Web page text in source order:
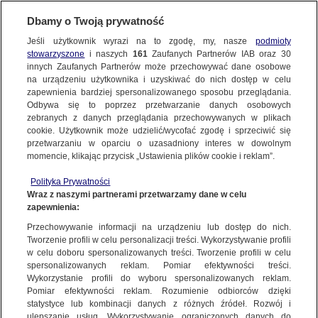
TVN24 | WYBORY DO EUROPARLAMENTU 2024
Nie milkną apele o udział w wyborach do Parlamentu Europejskiego.
"Mamy walkę dwóch światów, dwóch kultur"
NAJNOWSZE
FAKTY
TVN24 GO
POLSKA
ŚWIAT
miasta:
WARSZAWA
Dzień dobry!
Jedno konto do wszystkich usług
Dbamy o Twoją prywatność
Jeśli użytkownik wyrazi na to zgodę, my, nasze podmioty
stowarzyszone i naszych 161Zaufanych Partnerów IAB oraz 30
innych Zaufanych Partnerów może przechowywać dane osobowe
na urządzeniu użytkownika i uzyskiwać do nich dostęp w celu
zapewnienia bardziej spersonalizowanego sposobu przeglądania.
Odbywa się to poprzez przetwarzanie danych osobowych
zebranych z danych przeglądania przechowywanych w plikach
cookie. Użytkownik może udzielić/wycofać zgodę i sprzeciwić się
przetwarzaniu w oparciu o uzasadniony interes w dowolnym
momencie, klikając przycisk „Ustawienia plików cookie i reklam”.
Polityka Prywatności
Wraz z naszymi partnerami przetwarzamy dane w celu
zapewnienia:
Przechowywanie informacji na urządzeniu lub dostęp do nich.
Tworzenie profili w celu personalizacji treści. Wykorzystywanie profili
w celu doboru spersonalizowanych treści. Tworzenie profili w celu
spersonalizowanych reklam. Pomiar efektywności treści.
Wykorzystanie profili do wyboru spersonalizowanych reklam.
Pomiar efektywności reklam. Rozumienie odbiorców dzięki
statystyce lub kombinacji danych z różnych źródeł. Rozwój i